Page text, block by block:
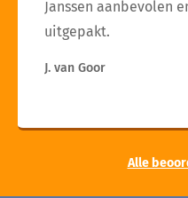
Janssen aanbevolen
uitgepakt.
J. van Goor
Alle